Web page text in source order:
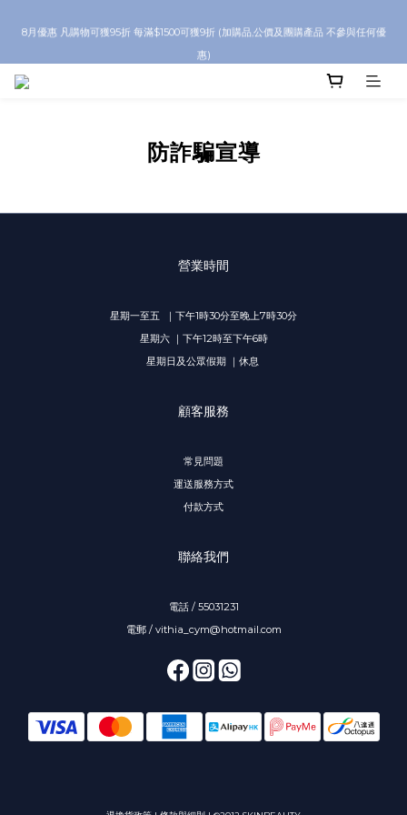
8月優惠 凡購物可獲95折 每滿$1500可獲9折 (加購品,公價及團購產品 不參與任何優
惠)
8月優惠 凡購物折後滿$250送Skinbeauty 自家Eyes Mask一對 每滿$500送
防詐騙宣導
營業時間
星期一至五 ｜下午1時30分至晚上7時30分
星期六 ｜下午12時至下午6時
星期日及公眾假期 ｜休息
顧客服務
常見問題
運送服務方式
付款方式
聯絡我們
電話 / 55031231
電郵 / vithia_cym@hotmail.com